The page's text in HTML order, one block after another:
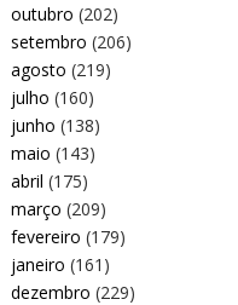
outubro (202)
setembro (206)
agosto (219)
julho (160)
junho (138)
maio (143)
abril (175)
março (209)
fevereiro (179)
janeiro (161)
dezembro (229)